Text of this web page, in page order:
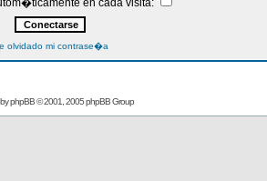
en cada visita:
olvidado mi contrase�a
phpBB© 2001, 2005 phpBB Group